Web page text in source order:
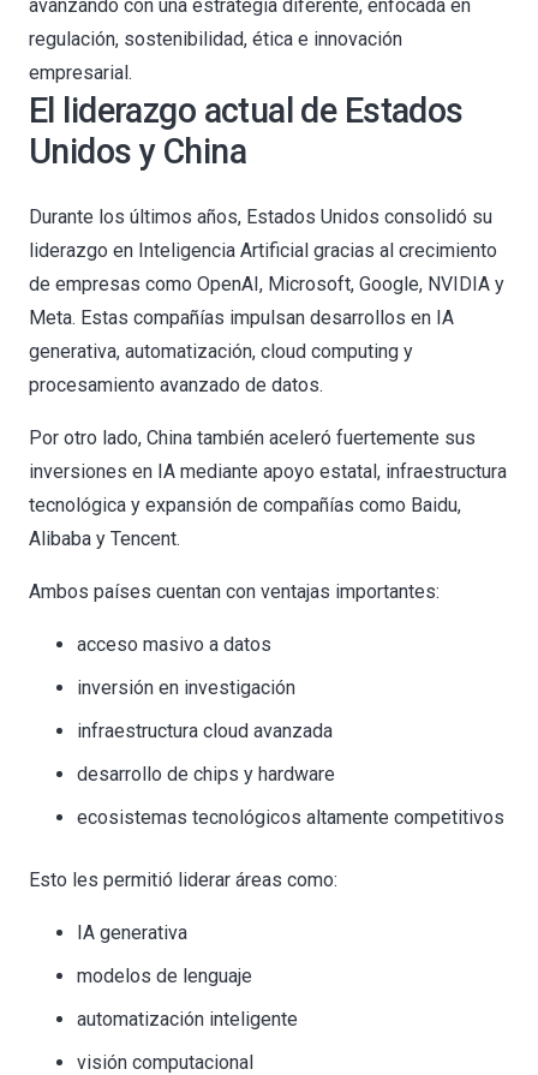
avanzando con una estrategia diferente, enfocada en
regulación, sostenibilidad, ética e innovación
empresarial.
El liderazgo actual de Estados
Unidos y China
Durante los últimos años, Estados Unidos consolidó su
liderazgo en Inteligencia Artificial gracias al crecimiento
de empresas como OpenAI, Microsoft, Google, NVIDIA y
Meta. Estas compañías impulsan desarrollos en IA
generativa, automatización, cloud computing y
procesamiento avanzado de datos.
Por otro lado, China también aceleró fuertemente sus
inversiones en IA mediante apoyo estatal, infraestructura
tecnológica y expansión de compañías como Baidu,
Alibaba y Tencent.
Ambos países cuentan con ventajas importantes:
acceso masivo a datos
inversión en investigación
infraestructura cloud avanzada
desarrollo de chips y hardware
ecosistemas tecnológicos altamente competitivos
Esto les permitió liderar áreas como:
IA generativa
modelos de lenguaje
automatización inteligente
visión computacional